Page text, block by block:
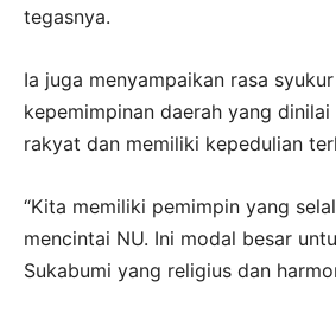
tegasnya.
Ia juga menyampaikan rasa
kepemimpinan daerah yang
rakyat dan memiliki kepedulian
“Kita memiliki pemimpin yang
mencintai NU. Ini modal besar
Sukabumi yang religius dan